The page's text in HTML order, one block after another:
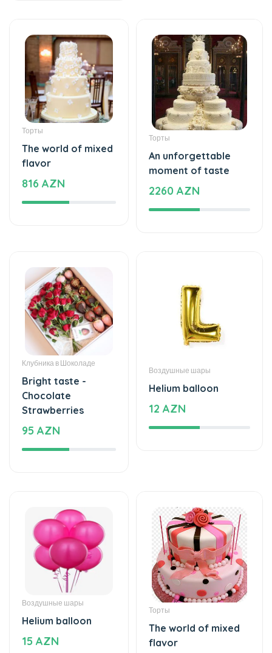
Торты
The world of mixed
flavor
816 AZN
Торты
An unforgettable
moment of taste
2260 AZN
Клубника в Шоколаде
Bright taste -
Chocolate
Strawberries
95 AZN
Воздушные шары
12 AZN
Воздушные шары
Helium balloon
15 AZN
Торты
The world of mixed
flavor
222 AZN